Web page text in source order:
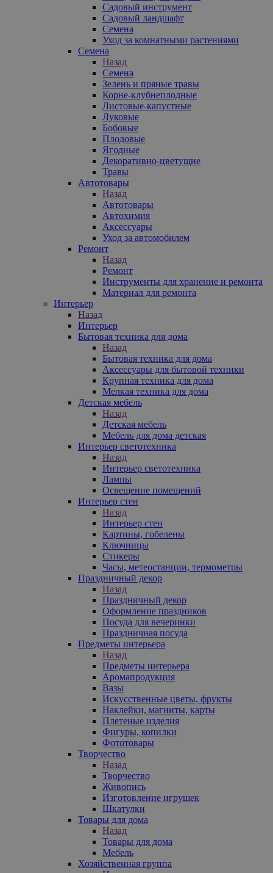
Садовый инструмент
Садовый ландшафт
Семена
Уход за комнатными растениями
Семена
Назад
Семена
Зелень и пряные травы
Корне-клубнеплодные
Листовые-капустные
Луковые
Бобовые
Плодовые
Ягодные
Декоративно-цветущие
Травы
Автотовары
Назад
Автотовары
Автохимия
Аксессуары
Уход за автомобилем
Ремонт
Назад
Ремонт
Инструменты для хранение и ремонта
Материал для ремонта
Интерьер
Назад
Интерьер
Бытовая техника для дома
Назад
Бытовая техника для дома
Аксессуары для бытовой техники
Крупная техника для дома
Мелкая техника для дома
Детская мебель
Назад
Детская мебель
Мебель для дома детская
Интерьер светотехника
Назад
Интерьер светотехника
Лампы
Освещение помещений
Интерьер стен
Назад
Интерьер стен
Картины, гобелены
Ключницы
Стикеры
Часы, метеостанции, термометры
Праздничный декор
Назад
Праздничный декор
Оформление праздников
Посуда для вечеринки
Праздничная посуда
Предметы интерьера
Назад
Предметы интерьера
Аромапродукция
Вазы
Искусственные цветы, фрукты
Наклейки, магниты, карты
Плетеные изделия
Фигуры, копилки
Фототовары
Творчество
Назад
Творчество
Живопись
Изготовление игрушек
Шкатулки
Товары для дома
Назад
Товары для дома
Мебель
Хозяйственная группа